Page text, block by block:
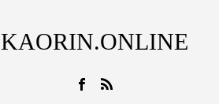
KAORIN.ONLINE